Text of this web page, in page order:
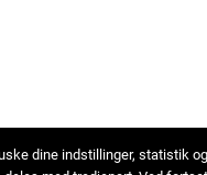
dine indstillinger, statistik